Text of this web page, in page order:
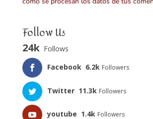
Follow Us
24k Follows
Facebook 6.2k Followers
Twitter 11.3k Followers
youtube 1.4k Followers